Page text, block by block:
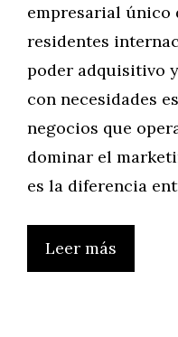
empresarial único
residentes
poder adquisitivo
con necesidades
negocios que
dominar el
es la diferencia
Leer más